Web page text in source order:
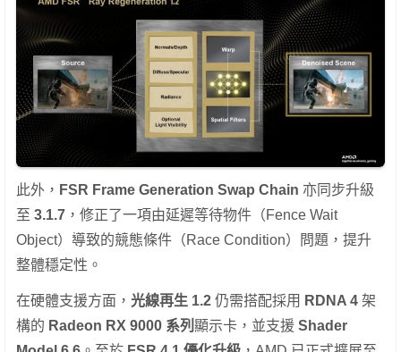
此外， FSR Frame Generation Swap Chain 亦同步升級
至 3.1.7 ，修正了一項由延遲等待物件（Fence Wait
Object）導致的競態條件（Race Condition）問題，提升
整體穩定性。
在硬體支援方面， 光線再生 1.2 仍需搭配採用 RDNA 4 架
構的 Radeon RX 9000 系列 顯示卡，並支援 Shader